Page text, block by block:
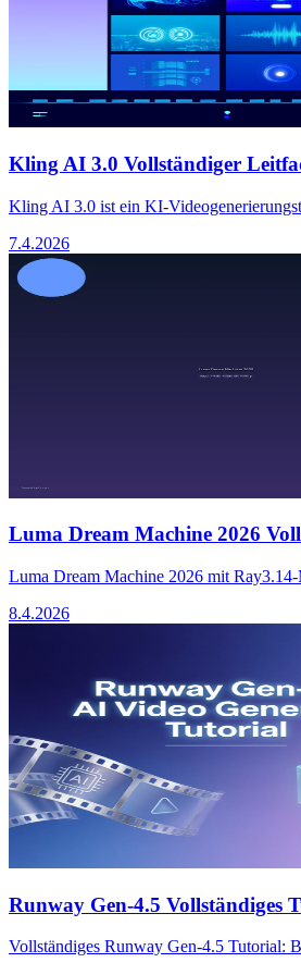
Kling AI 3.0 Vollständiger
Kling AI 3.0 ist ein KI-
7.4.2026
Luma Dream Machine 2026
Luma Dream Machine 2026 mit
8.4.2026
Runway Gen-4.5 Vollständiges
Vollständiges Runway Gen-4.5 Tutorial: